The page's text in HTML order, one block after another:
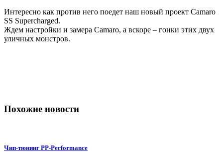
Интересно как против него поедет наш новый проект Camaro
SS Supercharged.
Ждем настройки и замера Camaro, а вскоре – гонки этих двух
уличных монстров.
Похожие новости
Чип-тюнинг PP-Performance